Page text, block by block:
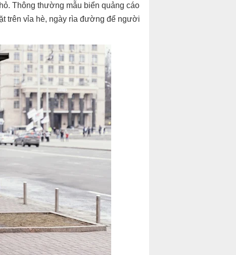
Thông thường mẫu biển quảng cáo
trên vỉa hè, ngày rìa đường để người